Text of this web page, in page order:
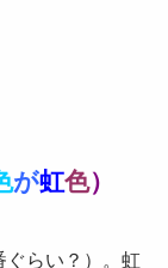
が虹色）
ぐらい？）。虹